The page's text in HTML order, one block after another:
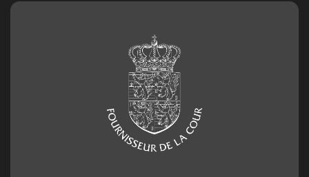
Geburtstagszahl aus Schokolade
Geburtstagszahl aus Schokolade
Nummer 4